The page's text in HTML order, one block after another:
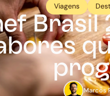
Viagens
Brasil
Marcos